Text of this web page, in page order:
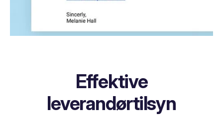
Effektive
leverandørtilsyn